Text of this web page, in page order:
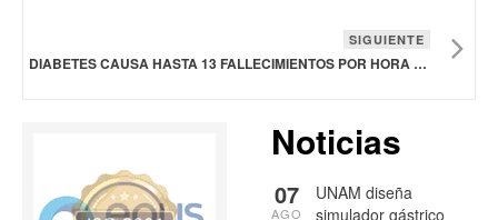
SIGUIENTE
DIABETES CAUSA HASTA 13 FALLECIMIENTOS POR HORA EN MÉXICO
Noticias
UNAM diseña
simulador gástrico
07
AGO